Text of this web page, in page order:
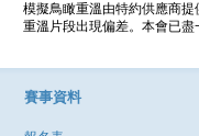
模擬鳥瞰重溫由特約供應商
重溫片段出現偏差。本會已盡
賽事資料